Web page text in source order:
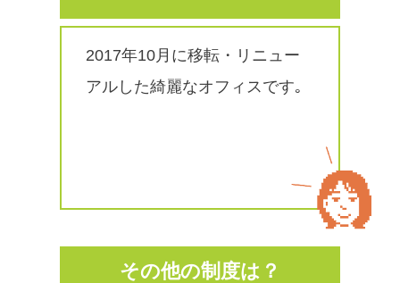
2017年10月に移転・リニュー
アルした綺麗なオフィスです｡
その他の制度は？